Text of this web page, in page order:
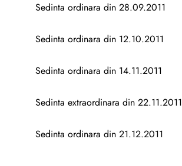
Sedinta ordinara din 28.09.2011
Sedinta ordinara din 12.10.2011
Sedinta ordinara din 14.11.2011
Sedinta extraordinara din 22.11.2011
Sedinta ordinara din 21.12.2011